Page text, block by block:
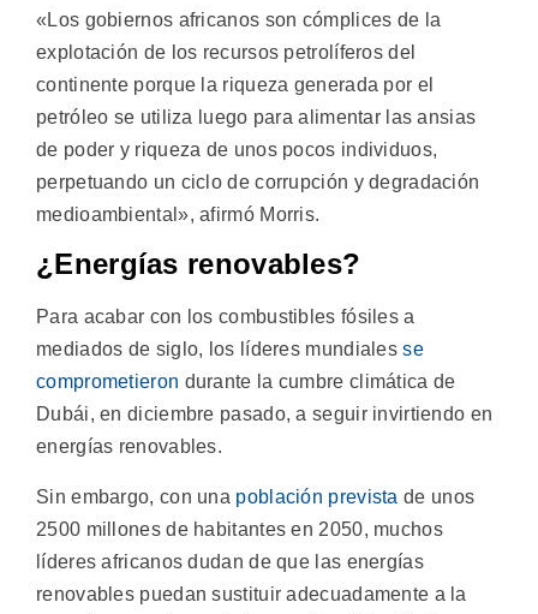
«Los gobiernos africanos son cómplices de la
explotación de los recursos petrolíferos del
continente porque la riqueza generada por el
petróleo se utiliza luego para alimentar las ansias
de poder y riqueza de unos pocos individuos,
perpetuando un ciclo de corrupción y degradación
medioambiental», afirmó Morris.
¿Energías renovables?
Para acabar con los combustibles fósiles a
mediados de siglo, los líderes mundiales se
comprometieron durante la cumbre climática de
Dubái, en diciembre pasado, a seguir invirtiendo en
energías renovables.
Sin embargo, con una población prevista de unos
2500 millones de habitantes en 2050, muchos
líderes africanos dudan de que las energías
renovables puedan sustituir adecuadamente a la